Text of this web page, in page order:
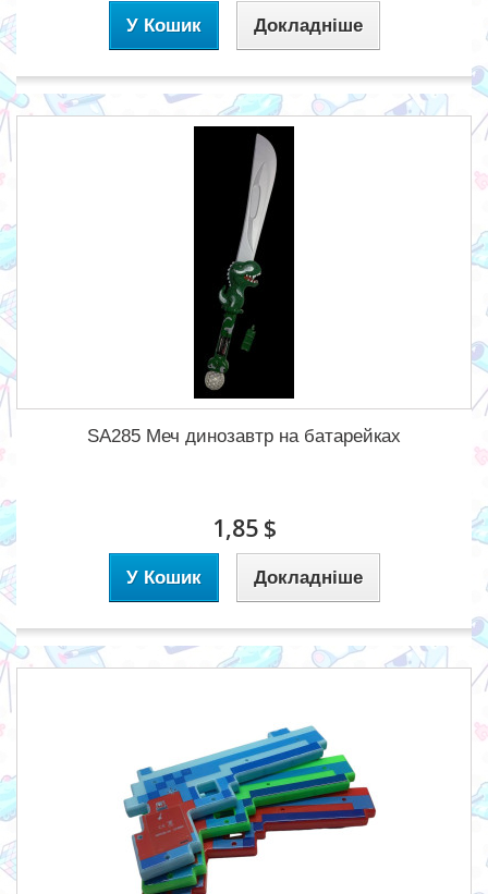
У Кошик Докладніше
SA285 Меч динозавтр на батарейках
1,85 $
У Кошик Докладніше